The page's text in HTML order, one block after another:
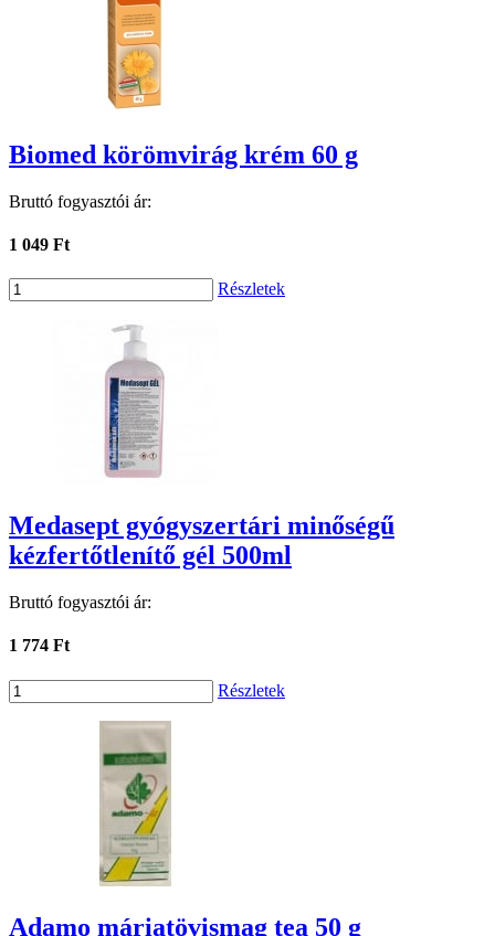
Biomed körömvirág krém 60 g
Bruttó fogyasztói ár:
1 049 Ft
Részletek
Medasept gyógyszertári minőségű
kézfertőtlenítő gél 500ml
Bruttó fogyasztói ár:
1 774 Ft
Részletek
Adamo máriatövismag tea 50 g